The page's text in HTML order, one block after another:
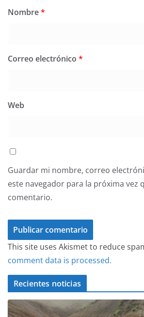
Nombre*
Correo electrónico *
Web
Guardar mi nombre, correo
este navegador para la próxima vez
comentario.
This site uses Akismet to reduce
comment data is processed.
Recientes noticias